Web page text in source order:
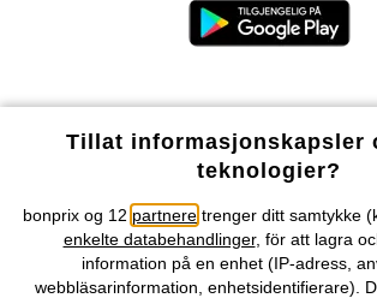
Våre betalingsalternativer
Vårt tilbud
Tillat informasjonskapsler
teknologier?
bonprix og 12 partnere trenger ditt samtykke
enkelte databehandlinger, för att lagra
information på en enhet (IP-adress,
webbläsarinformation, enhetsidentifierare).